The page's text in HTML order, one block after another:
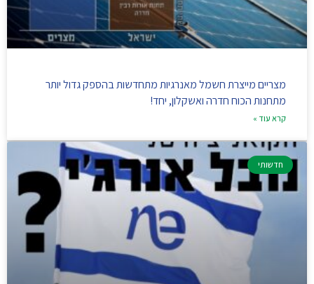
מצריים מייצרת חשמל מאנרגיות מתחדשות בהספק גדול יותר
מתחנות הכוח חדרה ואשקלון, יחד!
קרא עוד »
חדשותי